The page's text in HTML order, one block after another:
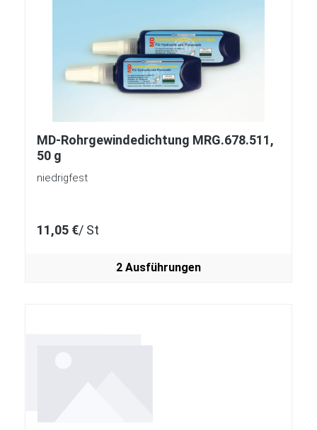
MD-Rohrgewindedichtung MRG.678.511,
50 g
niedrigfest
11,05 €/ St
2 Ausführungen